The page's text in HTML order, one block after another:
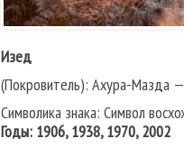
Изед
(Покровитель): Ахура-Мазда —
Символика знака: Символ
Годы: 1906, 1938, 1970, 2002